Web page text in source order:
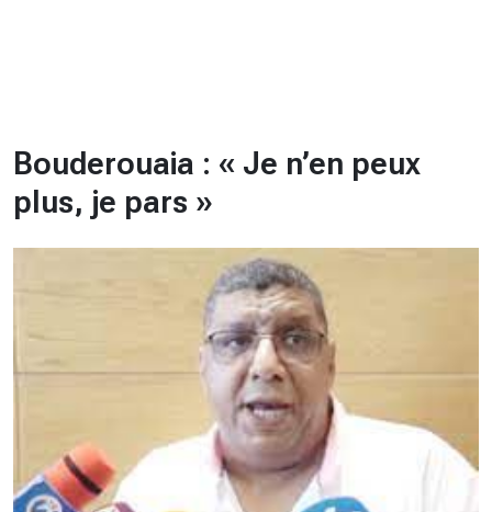
Bouderouaia : « Je n’en peux
plus, je pars »